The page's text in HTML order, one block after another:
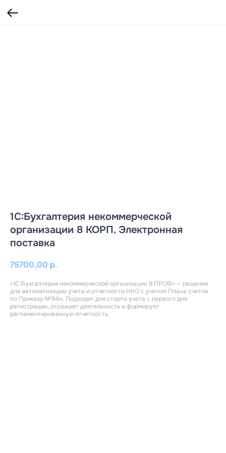
1С:Бухгалтерия некоммерческой
организации 8 КОРП. Электронная
поставка
75700,00 р.
«1С:Бухгалтерия некоммерческой организации 8 ПРОФ» — решение
для автоматизации учета и отчетности НКО с учетом Плана счетов
по Приказу №94н. Подходит для старта учета с первого дня
регистрации, отражает деятельность и формирует
регламентированную отчетность.